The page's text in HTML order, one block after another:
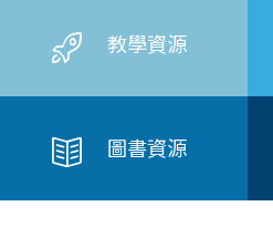
教學資源
圖書資源